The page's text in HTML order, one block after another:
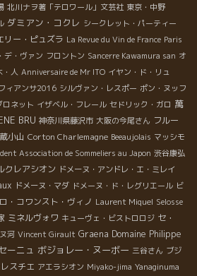
北川ナヲ著「テロワール」文芸社 東京・中野
ダミアン・コクレ シークレット・パーティー
リー・ピュズラ La Revue du Vin de France Paris
デ・ヴァン フロントン Sancerre Kawamura san オ
・人 Anniversaire de Mr ITO イヤン・ド・リュ
ィアンサ2016 シルヴァン・レスポー ポン・ヌッフ
ロネット イザベル・フレール セドリック・ガロ 萬
BRU 神奈川県藤沢市 大阪の今尾さん フルー
小山 Corton Charlemagne Beeaujolais マッシモ
Association de Sommeliers au Japon 渋谷康弘
クレアシオン ドメーヌ・アンドレ・エ・ミレイ
ドメーヌ・マダ ドメーヌ・ド・レグリエール ビ
・コワンスト・ヴィノ Laurent Miquel Selosse
ミネルヴォワ キューヴェ・ビストロロジ セ・
河 Vincent Girault Graena Domaine Philippe
ーニュ ボジョレー・ヌーボー 三谷さん ブジ
スチエ アエラシオン Miyako-jima Yanaginuma